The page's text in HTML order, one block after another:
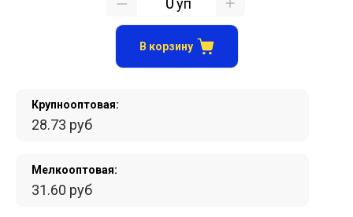
Крупнооптовая:
28.73 руб
Мелкооптовая:
31.60 руб
уп
В корзину